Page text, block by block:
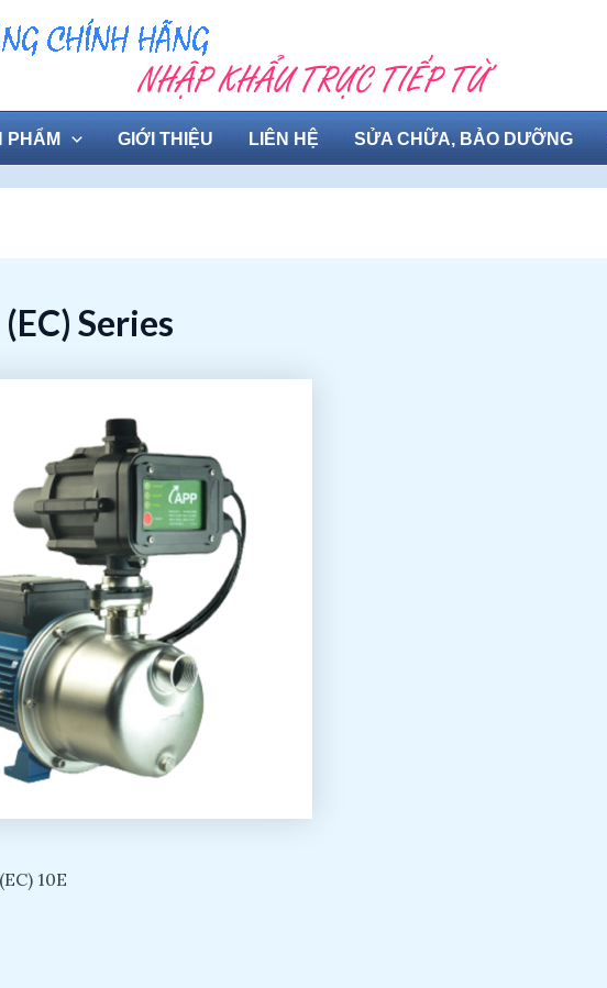
PHẨM GIỚI THIỆU LIÊN HỆ SỬA CHỮA, BẢO DƯỠNG
Series
10E